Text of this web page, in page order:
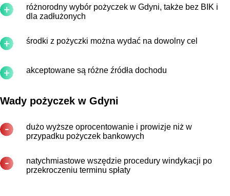
różnorodny wybór pożyczek w Gdyni, także bez BIK i
dla zadłużonych
środki z pożyczki można wydać na dowolny cel
akceptowane są różne źródła dochodu
Wady pożyczek w Gdyni
dużo wyższe oprocentowanie i prowizje niż w
przypadku pożyczek bankowych
natychmiastowe wszędzie procedury windykacji po
przekroczeniu terminu spłaty